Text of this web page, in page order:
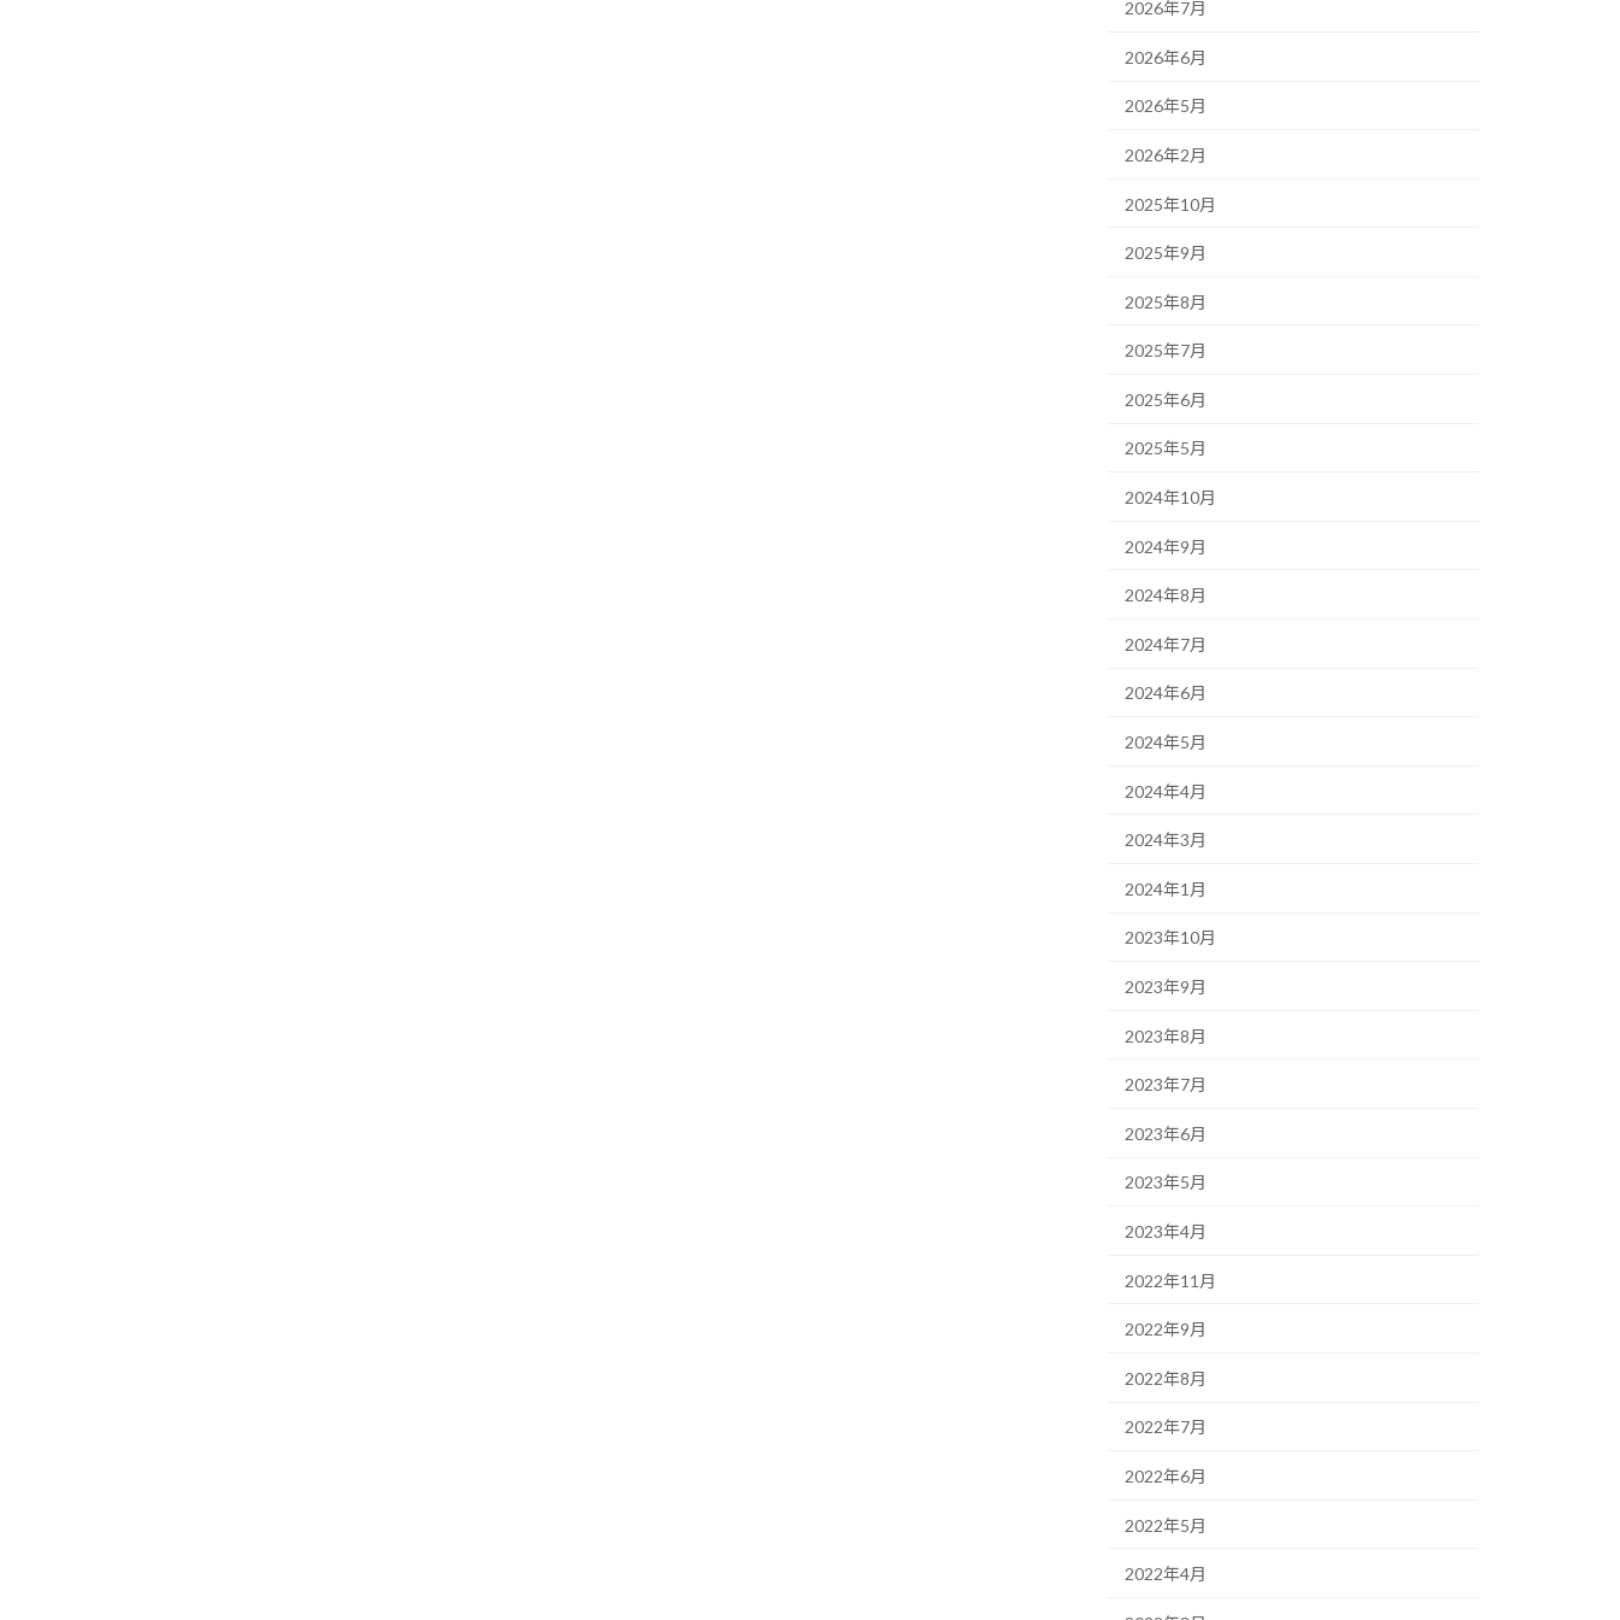
2026年7月
2026年6月
2026年5月
2026年2月
2025年10月
2025年9月
2025年8月
2025年7月
2025年6月
2025年5月
2024年10月
2024年9月
2024年8月
2024年7月
2024年6月
2024年5月
2024年4月
2024年3月
2024年1月
2023年10月
2023年9月
2023年8月
2023年7月
2023年6月
2023年5月
2023年4月
2022年11月
2022年9月
2022年8月
2022年7月
2022年6月
2022年5月
2022年4月